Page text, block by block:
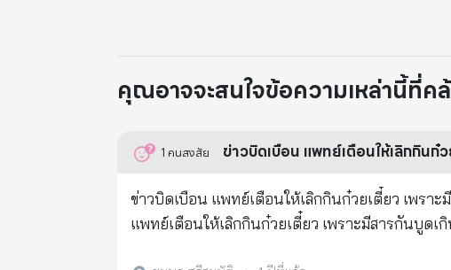
คุณอาจจะสนใจข้อความเหล่านี้ที่ค
1 คนสงสัย ข่าวบิดเบือน แพทย์เตือนให้เลิกกินก๋
ข่าวบิดเบือน แพทย์เตือนให้เลิกกินก๋วยเตี๋ยว เพรา
แพทย์เตือนให้เลิกกินก๋วยเตี๋ยว เพราะมีสารกันบูด